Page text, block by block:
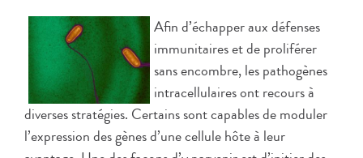
Afin d’échapper aux défenses
immunitaires et de proliférer
sans encombre, les pathogènes
intracellulaires ont recours à
diverses stratégies. Certains sont capables de moduler
l’expression des gènes d’une cellule hôte à leur